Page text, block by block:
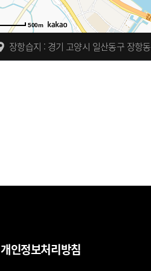
500m
장항습지 : 경기 고양시 일산동구 장항
개인정보처리방침